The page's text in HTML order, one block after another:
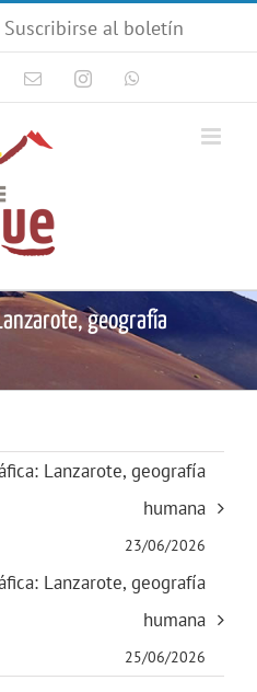
Suscribirse al boletín
CorreoInstagram
geografía
Lanzarote, geografía
humana
23/06/2026
Lanzarote, geografía
humana
25/06/2026